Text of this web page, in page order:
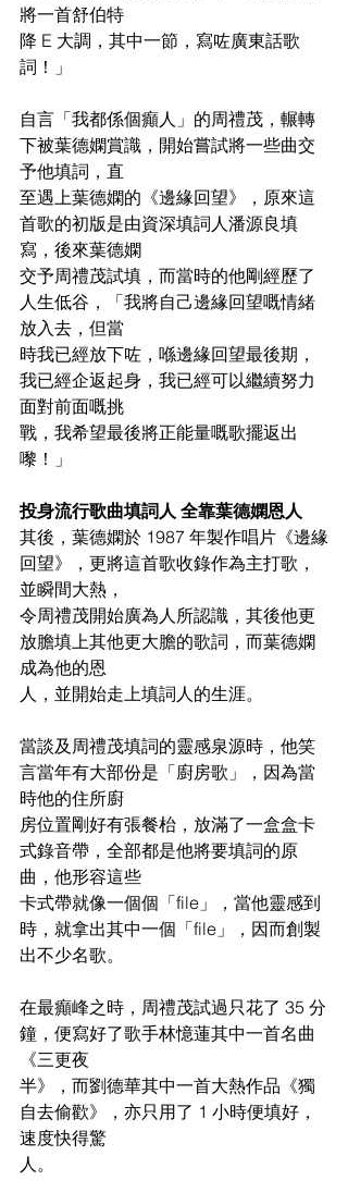
將一首舒伯特
降 E 大調，其中一節，寫咗廣東話歌
詞！」
自言「我都係個癲人」的周禮茂，輾轉
下被葉德嫻賞識，開始嘗試將一些曲交
予他填詞，直
至遇上葉德嫻的《邊緣回望》，原來這
首歌的初版是由資深填詞人潘源良填
寫，後來葉德嫻
交予周禮茂試填，而當時的他剛經歷了
人生低谷，「我將自己邊緣回望嘅情緒
放入去，但當
時我已經放下咗，喺邊緣回望最後期，
我已經企返起身，我已經可以繼續努力
面對前面嘅挑
戰，我希望最後將正能量嘅歌擺返出
嚟！」
投身流行歌曲填詞人 全靠葉德嫻恩人
其後，葉德嫻於 1987 年製作唱片《邊緣
回望》，更將這首歌收錄作為主打歌，
並瞬間大熱，
令周禮茂開始廣為人所認識，其後他更
放膽填上其他更大膽的歌詞，而葉德嫻
成為他的恩
人，並開始走上填詞人的生涯。
當談及周禮茂填詞的靈感泉源時，他笑
言當年有大部份是「廚房歌」，因為當
時他的住所廚
房位置剛好有張餐枱，放滿了一盒盒卡
式錄音帶，全部都是他將要填詞的原
曲，他形容這些
卡式帶就像一個個「file」，當他靈感到
時，就拿出其中一個「file」，因而創製
出不少名歌。
在最癲峰之時，周禮茂試過只花了 35 分
鐘，便寫好了歌手林憶蓮其中一首名曲
《三更夜
半》，而劉德華其中一首大熱作品《獨
自去偷歡》，亦只用了 1 小時便填好，
速度快得驚
人。